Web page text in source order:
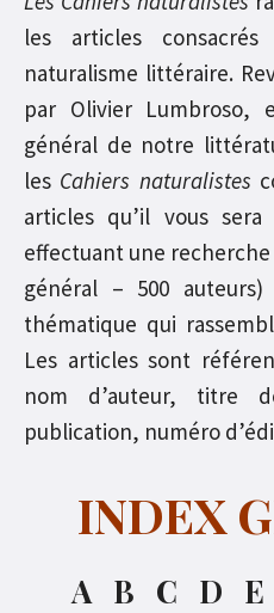
les articles
naturalisme littéraire.
par Olivier Lumbroso,
général de notre
les Cahiers naturalistes
articles qu’il vous
effectuant une
général – 500
thématique qui
Les articles sont
nom d’auteur, titre
publication, numéro
INDEX
A B C D E